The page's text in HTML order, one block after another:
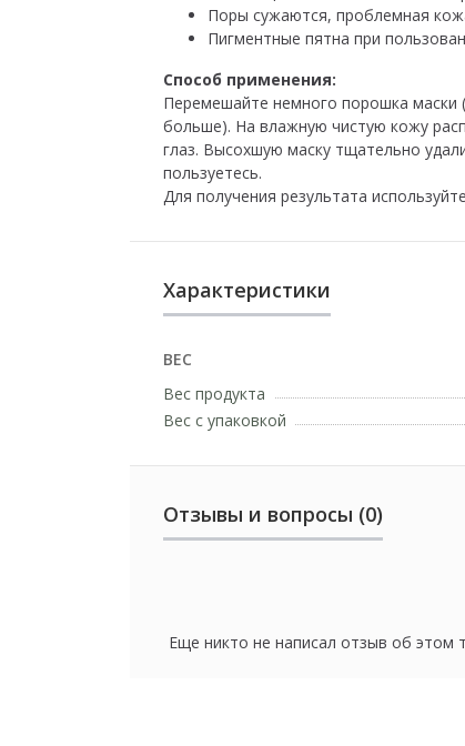
Поры сужаются, проблемная
Пигментные пятна при
Способ применения:
Перемешайте немного порошка
больше). На влажную чистую кожу
глаз. Высохшую маску тщательно
пользуетесь.
Для получения результата
Характеристики
ВЕС
Вес продукта
Вес с упаковкой
Отзывы и вопросы (0)
Еще никто не написал отзыв об